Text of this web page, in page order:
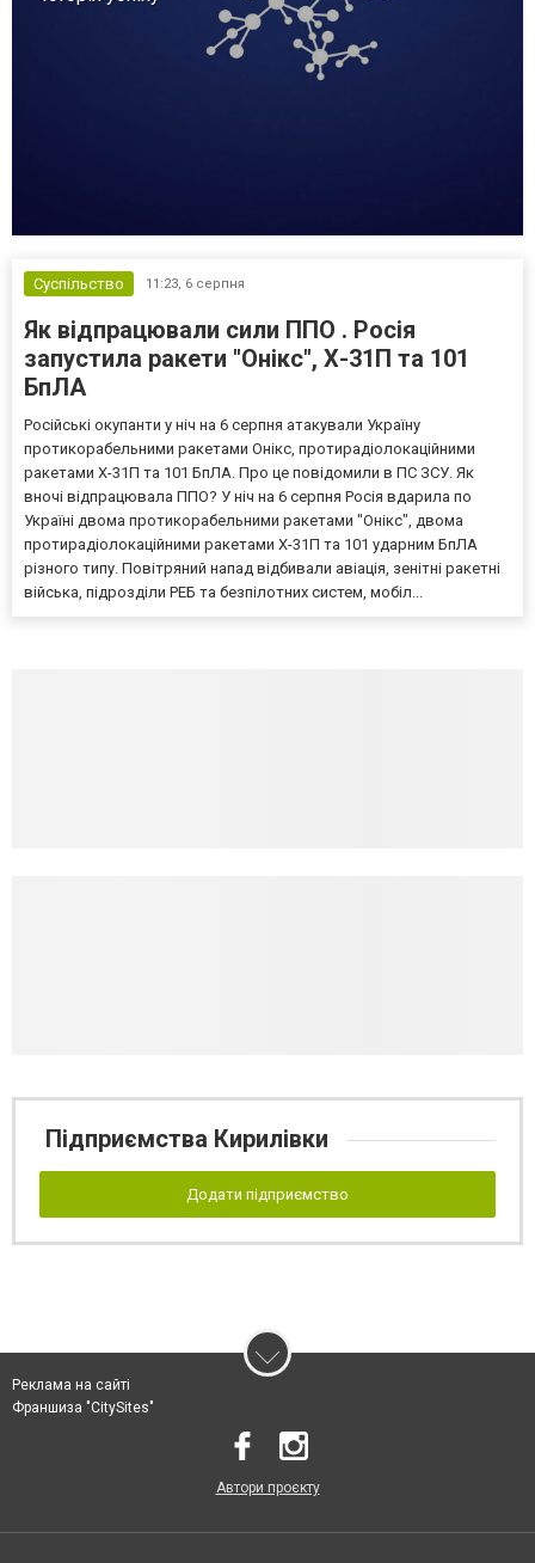
Суспільство 11:23, 6 серпня
Як відпрацювали сили ППО . Росія
запустила ракети "Онікс", Х-31П та 101
БпЛА
Російські окупанти у ніч на 6 серпня атакували Україну
протикорабельними ракетами Онікс, протирадіолокаційними
ракетами Х-31П та 101 БпЛА. Про це повідомили в ПС ЗСУ. Як
вночі відпрацювала ППО? У ніч на 6 серпня Росія вдарила по
Україні двома протикорабельними ракетами "Онікс", двома
протирадіолокаційними ракетами Х-31П та 101 ударним БпЛА
різного типу. Повітряний напад відбивали авіація, зенітні ракетні
війська, підрозділи РЕБ та безпілотних систем, мобіл...
Підприємства Кирилівки
Додати підприємство
Реклама на сайті
Франшиза "CitySites"
Автори проєкту